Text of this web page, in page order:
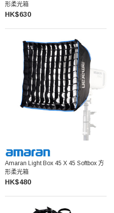
形柔光箱
HK$630
Amaran Light Box 45 X 45 Softbox 方
形柔光箱
HK$480